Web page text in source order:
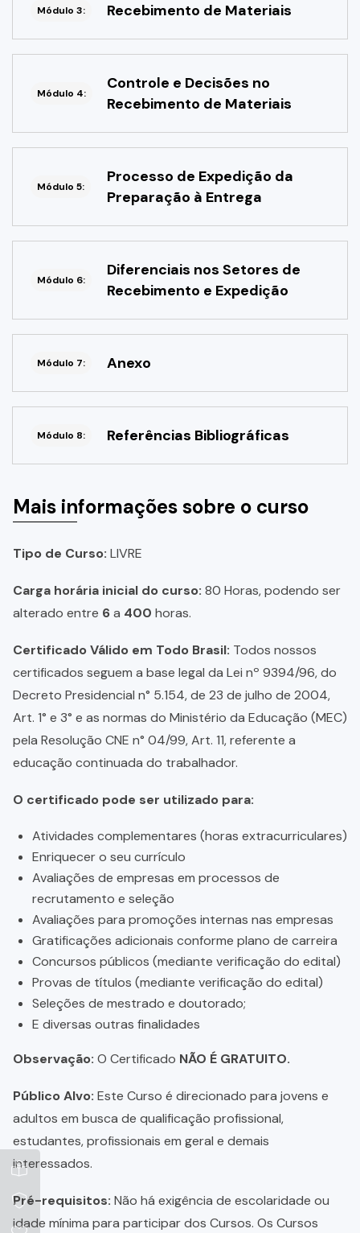
Módulo 3: Recebimento de Materiais
Módulo 4:
Controle e Decisões no
Recebimento de Materiais
Módulo 5:
Processo de Expedição da
Preparação à Entrega
Módulo 6:
Diferenciais nos Setores de
Recebimento e Expedição
Módulo 7: Anexo
Módulo 8: Referências Bibliográficas
Mais informações sobre o curso
Tipo de Curso: LIVRE
Carga horária inicial do curso: 80 Horas, podendo ser
alterado entre 6a 400 horas.
Certificado Válido em Todo Brasil: Todos nossos
certificados seguem a base legal da Lei nº 9394/96, do
Decreto Presidencial n° 5.154, de 23 de julho de 2004,
Art. 1° e 3° e as normas do Ministério da Educação (MEC)
pela Resolução CNE n° 04/99, Art. 11, referente a
educação continuada do trabalhador.
O certificado pode ser utilizado para:
Atividades complementares (horas extracurriculares)
Enriquecer o seu currículo
Avaliações de empresas em processos de
recrutamento e seleção
Avaliações para promoções internas nas empresas
Gratificações adicionais conforme plano de carreira
Concursos públicos (mediante verificação do edital)
Provas de títulos (mediante verificação do edital)
Seleções de mestrado e doutorado;
E diversas outras finalidades
Observação: O Certificado NÃO É GRATUITO.
Público Alvo: Este Curso é direcionado para jovens e
adultos em busca de qualificação profissional,
estudantes, profissionais em geral e demais
interessados.
Pré-requisitos: Não há exigência de escolaridade ou
idade mínima para participar dos Cursos. Os Cursos